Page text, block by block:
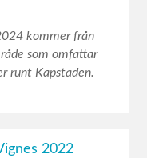
kommer från
som omfattar
runt Kapstaden.